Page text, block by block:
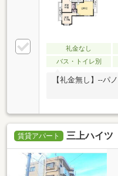
礼金なし
バス・トイレ別
【礼金無し】--パ
賃貸アパート 三上ハイツ